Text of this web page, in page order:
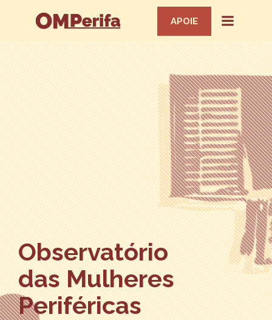
APOIE
Observatório
das Mulheres
Periféricas